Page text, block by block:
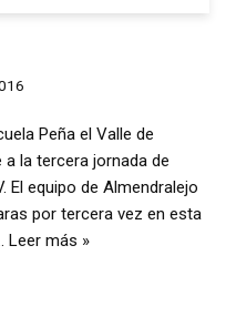
Peña el Valle de
la tercera jornada de
El equipo de Almendralejo
por tercera vez en esta
Leer más »